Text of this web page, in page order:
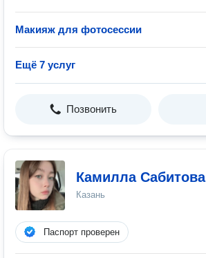
Макияж для фотосессии
Ещё 7 услуг
Позвонить
Камилла Сабитова
Казань
Паспорт проверен